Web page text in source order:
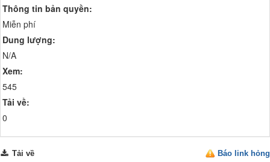
Thông tin bản quyền:
Miễn phí
Dung lượng:
N/A
Xem:
545
Tải về:
0
Báo link hỏng
Tải về